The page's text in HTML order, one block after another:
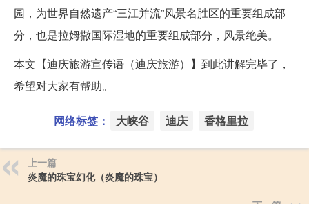
园，为世界自然遗产“三江并流”风景名胜区的重要组成部
分，也是拉姆撒国际湿地的重要组成部分，风景绝美。
本文【迪庆旅游宣传语（迪庆旅游）】到此讲解完毕了，
希望对大家有帮助。
网络标签： 大峡谷 迪庆 香格里拉
上一篇
炎魔的珠宝幻化（炎魔的珠宝）